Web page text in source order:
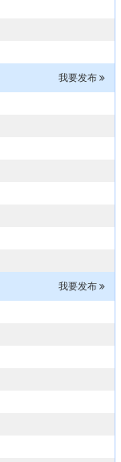
10-19
我要发布
我要发布